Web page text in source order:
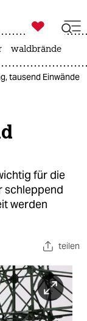

taz zahl ich
waldbrände
tausend Einwände
für die
schleppend
werden
teilen